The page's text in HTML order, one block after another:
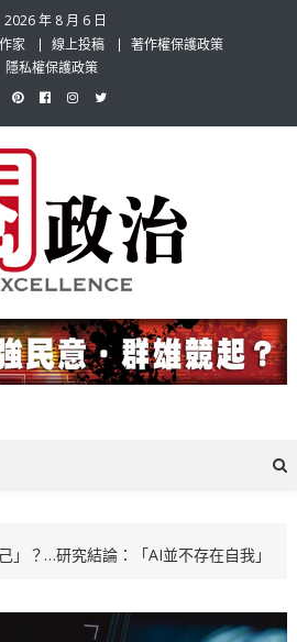
2026 年 8 月 6 日
家 線上投稿
著作權保護政策
隱私權保護政策
Gov News
多元的政治評論家與專欄作家邀稿合作，
最多元和專業的選擇。
」？…研究結論：「AI並不存在自我」